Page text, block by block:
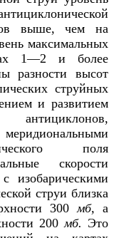
выше, чем на
максимальных
1—2 и более
разности высот
струйных
и развитием
поля
скорости
изобарическими
струи близка
300 мб, а
200 мб. Это